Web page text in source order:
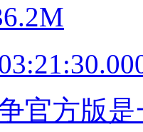
官方版